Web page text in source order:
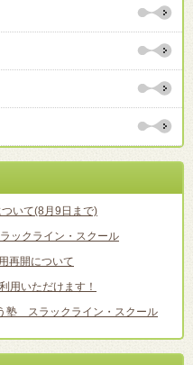
ついて(8月9日まで)
ックライン・スクール
再開について
用いただけます！
塾 スラックライン・スクール